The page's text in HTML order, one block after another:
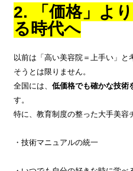
2. 「価格」よ
る時代へ
以前は「高い美容院＝上手い」
そうとは限りません。
全国には、低価格でも確かな技術
す。
特に、教育制度の整った大手美容
・技術マニュアルの統一